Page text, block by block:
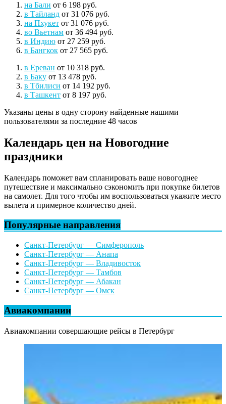
на Бали от 6 198 руб.
в Тайланд от 31 076 руб.
на Пхукет от 31 076 руб.
во Вьетнам от 36 494 руб.
в Индию от 27 259 руб.
в Бангкок от 27 565 руб.
в Ереван от 10 318 руб.
в Баку от 13 478 руб.
в Тбилиси от 14 192 руб.
в Ташкент от 8 197 руб.
Указаны цены в одну сторону найденные нашими
пользователями за последние 48 часов
Календарь цен на Новогодние
праздники
Календарь поможет вам спланировать ваше новогоднее
путешествие и максимально сэкономить при покупке билетов
на самолет. Для того чтобы им воспользоваться укажите место
вылета и примерное количество дней.
Популярные направления
Санкт-Петербург — Симферополь
Санкт-Петербург — Анапа
Санкт-Петербург — Владивосток
Санкт-Петербург — Тамбов
Санкт-Петербург — Абакан
Санкт-Петербург — Омск
Авиакомпании
Авиакомпании совершающие рейсы в Петербург